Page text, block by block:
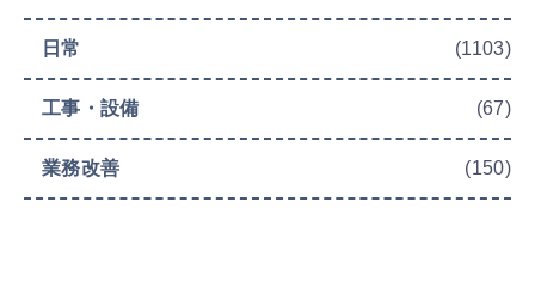
日常 (1103)
工事・設備 (67)
業務改善 (150)